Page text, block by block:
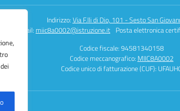
Indirizzo:Via F.lli di Dio, 101 - Sesto San
Email: miic8a0002@istruzione.it Posta elettronica
Codice fiscale: 94581340158
Codice meccanografico: MIIC8A0002
Codice unico di fatturazione (CUF):